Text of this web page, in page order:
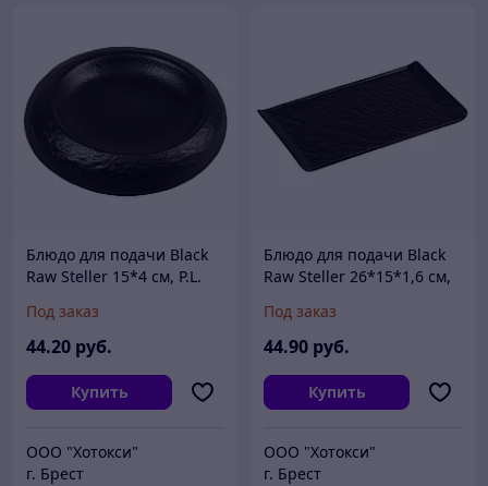
Блюдо для подачи Black
Raw Steller 15*4 см, P.L.
Под заказ
44.20 руб.
Купить
ООО "Хотокси"
г. Брест
Блюдо для подачи Black
Raw Steller 26*15*1,6 см,
Под заказ
44.90 руб.
Купить
ООО "Хотокси"
г. Брест